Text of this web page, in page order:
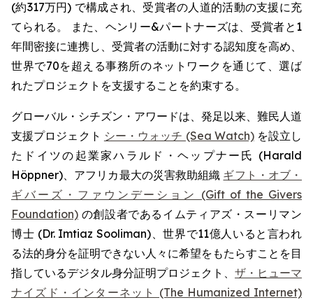
(約317万円) で構成され、受賞者の人道的活動の支援に充
てられる。 また、ヘンリー&パートナーズは、受賞者と1
年間密接に連携し、受賞者の活動に対する認知度を高め、
世界で70を超える事務所のネットワークを通じて、選ば
れたプロジェクトを支援することを約束する。
グローバル・シチズン・アワードは、発足以来、難民人道
支援プロジェクト シー・ウォッチ (Sea Watch)を設立し
たドイツの起業家ハラルド・ヘップナー氏 (Harald
Höppner)、アフリカ最大の災害救助組織 ギフト・オブ・
ギバーズ・ファウンデーション (Gift of the Givers
Foundation) の創設者であるイムティアズ・スーリマン
博士 (Dr. Imtiaz Sooliman)、世界で11億人いると言われ
る法的身分を証明できない人々に希望をもたらすことを目
指しているデジタル身分証明プロジェクト、 ザ・ヒューマ
ナイズド・インターネット (The Humanized Internet)